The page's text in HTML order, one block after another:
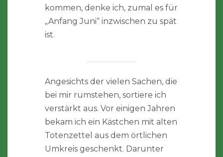
kommen, denke ich, zumal es für
„Anfang Juni“ inzwischen zu spät
ist.
Angesichts der vielen Sachen, die
bei mir rumstehen, sortiere ich
verstärkt aus. Vor einigen Jahren
bekam ich ein Kästchen mit alten
Totenzettel aus dem örtlichen
Umkreis geschenkt. Darunter